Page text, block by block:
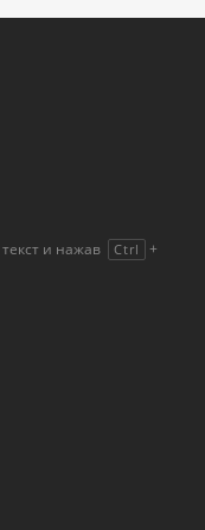
и нажав Ctrl +